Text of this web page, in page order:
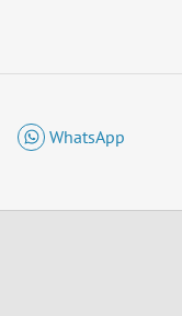
WhatsApp